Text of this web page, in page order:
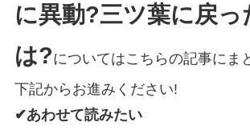
に異動?三ツ葉に戻っ
は?についてはこちらの記事にま
下記からお進みください!
✔あわせて読みたい